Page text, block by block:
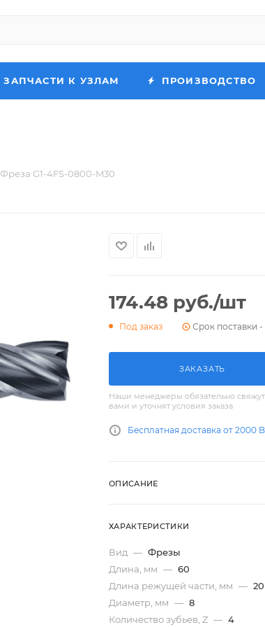
ЗАПЧАСТИ К УЗЛАМ ПРОИЗВОДСТВО
Фреза G1-4FS-0800-M30
174.48 руб./шт
Под заказ Срок поставки -
ЗАКАЗАТЬ
Наши менеджеры обязательно
вами и уточнят условия заказа
Бесплатная доставка от 2000
ОПИСАНИЕ
ХАРАКТЕРИСТИКИ
Вид — Фрезы
Длина, мм — 60
Длина режущей части, мм — 20
Диаметр, мм — 8
Количество зубьев, Z — 4